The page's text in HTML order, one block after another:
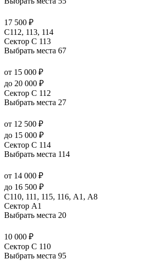
17 500 ₽
С112, 113, 114
Сектор C 113
Выбрать места 67
от 15 000 ₽
до 20 000 ₽
Сектор C 112
Выбрать места 27
от 12 500 ₽
до 15 000 ₽
Сектор C 114
Выбрать места 114
от 14 000 ₽
до 16 500 ₽
C110, 111, 115, 116, А1, A8
Сектор A1
Выбрать места 20
10 000 ₽
Сектор C 110
Выбрать места 95